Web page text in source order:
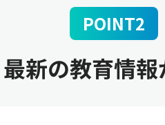
POINT2
最新の教育情報